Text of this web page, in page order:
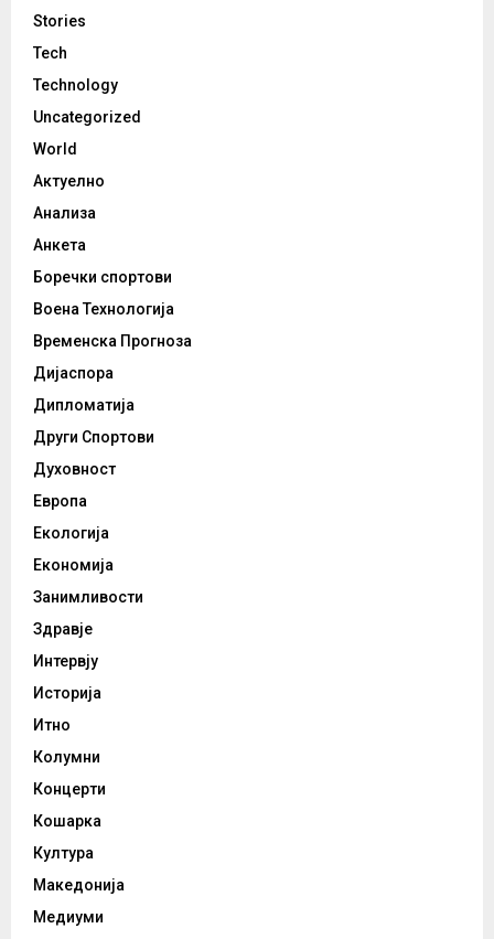
Stories
Tech
Technology
Uncategorized
World
Актуелно
Анализа
Анкета
Боречки спортови
Воена Технологија
Временска Прогноза
Дијаспора
Дипломатија
Други Спортови
Духовност
Европа
Екологија
Економија
Занимливости
Здравје
Интервју
Историја
Итно
Колумни
Концерти
Кошарка
Култура
Македонија
Медиуми